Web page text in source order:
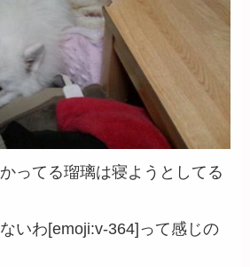
ってる瑠璃は寝ようとしてる
いわ[emoji:v-364]って感じの